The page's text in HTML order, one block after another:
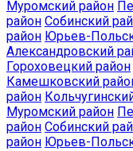
Муромский район
район Собинский
район Юрьев-
Александровский
Гороховецкий район
Камешковский
район
Муромский район
район Собинский
район Юрьев-